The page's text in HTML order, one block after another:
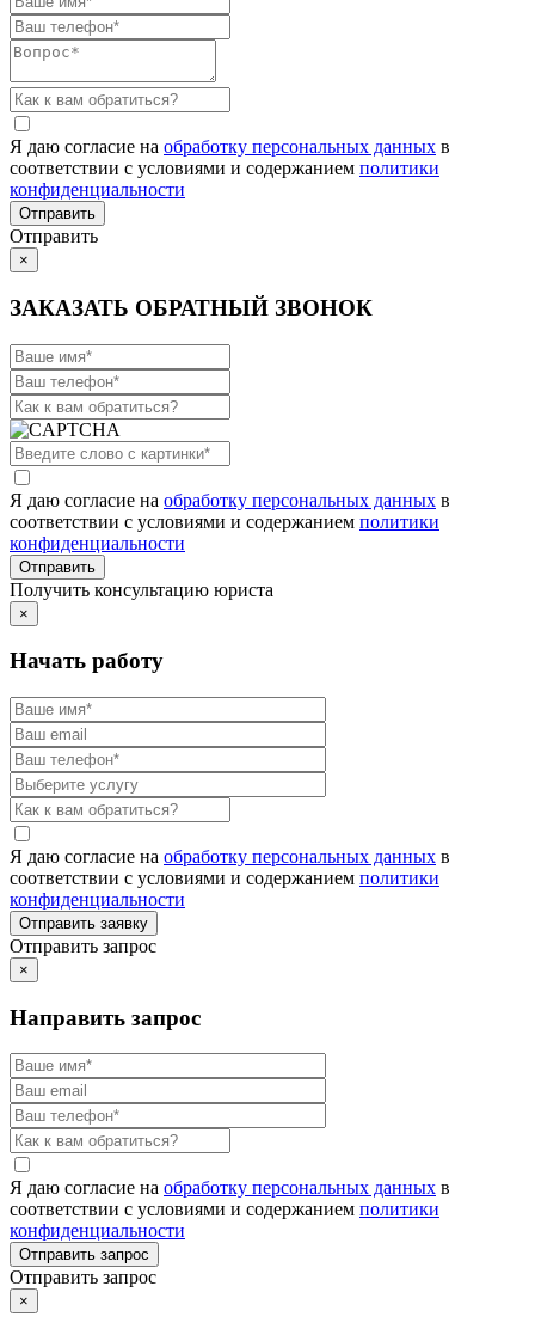
Я даю согласие на обработку персональных данных в
соответствии с условиями и содержанием политики
конфиденциальности
Отправить
×
ЗАКАЗАТЬ ОБРАТНЫЙ ЗВОНОК
Я даю согласие на обработку персональных данных в
соответствии с условиями и содержанием политики
конфиденциальности
Получить консультацию юриста
×
Начать работу
Я даю согласие на обработку персональных данных в
соответствии с условиями и содержанием политики
конфиденциальности
Отправить запрос
×
Направить запрос
Я даю согласие на обработку персональных данных в
соответствии с условиями и содержанием политики
конфиденциальности
Отправить запрос
×